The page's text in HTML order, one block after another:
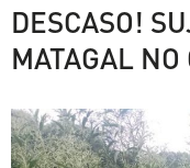
DESCASO!
MATAGAL